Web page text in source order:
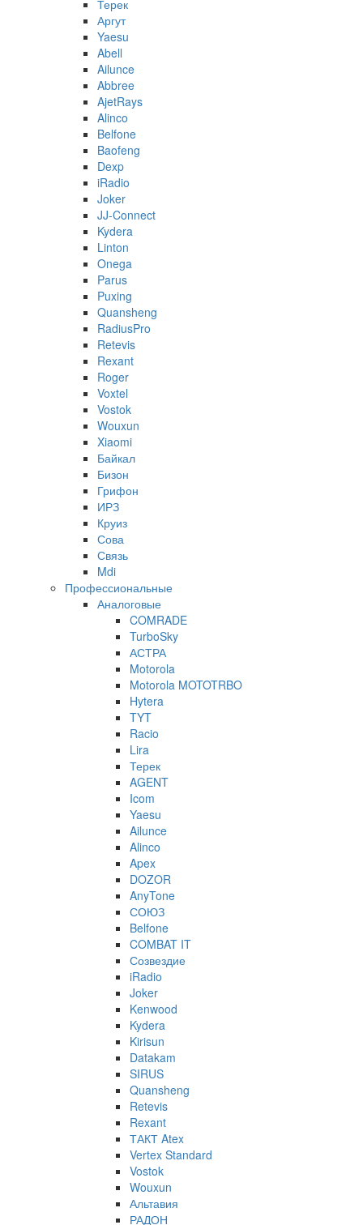
Терек
Аргут
Yaesu
Abell
Ailunce
Abbree
AjetRays
Alinco
Belfone
Baofeng
Dexp
iRadio
Joker
JJ-Connect
Kydera
Linton
Onega
Parus
Puxing
Quansheng
RadiusPro
Retevis
Rexant
Roger
Voxtel
Vostok
Wouxun
Xiaomi
Байкал
Бизон
Грифон
ИРЗ
Круиз
Сова
Связь
Mdi
Профессиональные
Аналоговые
COMRADE
TurboSky
АСТРА
Motorola
Motorola MOTOTRBO
Hytera
TYT
Racio
Lira
Терек
AGENT
Icom
Yaesu
Ailunce
Alinco
Apex
DOZOR
AnyTone
СОЮЗ
Belfone
COMBAT IT
Созвездие
iRadio
Joker
Kenwood
Kydera
Kirisun
Datakam
SIRUS
Quansheng
Retevis
Rexant
ТАКТ Atex
Vertex Standard
Vostok
Wouxun
Альтавия
РАДОН